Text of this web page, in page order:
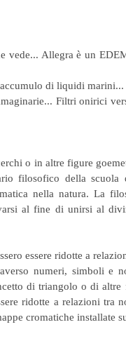
vede... Allegra è un
di liquidi
Filtri onirici
filosofico della scuola
nella natura. La
al fine di unirsi al
essere ridotte a
numeri, simboli e
di triangolo o di altre
ridotte a relazioni tra
cromatiche installate